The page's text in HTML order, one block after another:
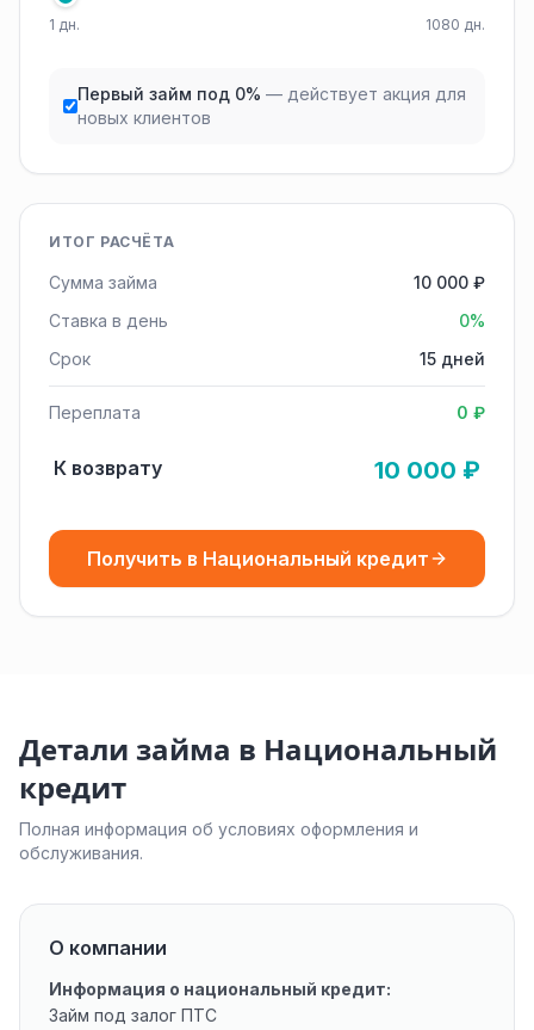
1 дн. 1080 дн.
Первый займ под 0% — действует акция для
новых клиентов
ИТОГ РАСЧЁТА
Сумма займа
10 000 ₽
Ставка в день
0%
Срок
15 дней
Переплата 0 ₽
К возврату 10 000 ₽
Получить в Национальный кредит
Детали займа в Национальный
кредит
Полная информация об условиях оформления и
обслуживания.
О компании
Информация о национальный кредит:
Займ под залог ПТС